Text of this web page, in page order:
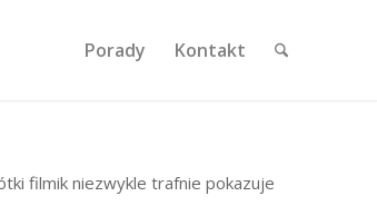
Porady Kontakt
filmik niezwykle trafnie pokazuje